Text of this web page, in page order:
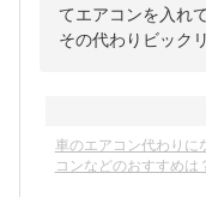
てエアコンを入れ
その代わりビック
車のエアコン代わりに
コンなどのおすすめは